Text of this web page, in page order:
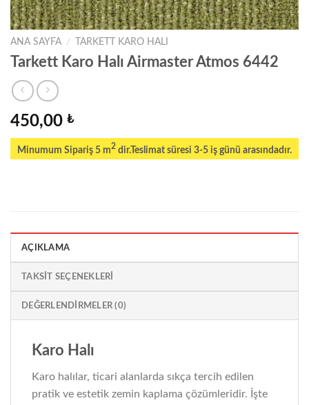
ANA SAYFA / TARKETT KARO HALI
Tarkett Karo Halı Airmaster Atmos 6442
450,00 ₺
Minumum Sipariş 5 m2 dir.Teslimat süresi 3-5 iş günü arasındadır.
AÇIKLAMA
TAKSIT SEÇENEKLERI
DEĞERLENDIRMELER (0)
Karo Halı
Karo halılar, ticari alanlarda sıkça tercih edilen
pratik ve estetik zemin kaplama çözümleridir. İşte